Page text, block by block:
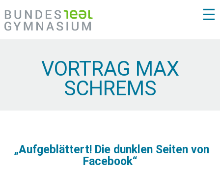
☰
VORTRAG MAX
SCHREMS
„Aufgeblättert! Die dunklen Seiten von
Facebook“